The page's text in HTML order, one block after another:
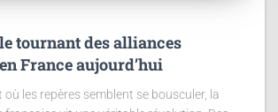
tournant des alliances
France aujourd’hui
où les repères semblent se bousculer, la